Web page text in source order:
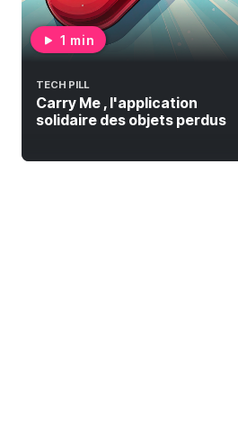
1 min
TECH PILL
Carry Me , l'application
solidaire des objets perdus